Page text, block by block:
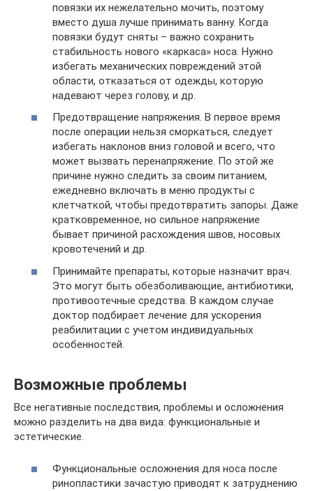
повязки их нежелательно мочить, поэтому
вместо душа лучше принимать ванну. Когда
повязки будут сняты – важно сохранить
стабильность нового «каркаса» носа. Нужно
избегать механических повреждений этой
области, отказаться от одежды, которую
надевают через голову, и др.
Предотвращение напряжения. В первое время
после операции нельзя сморкаться, следует
избегать наклонов вниз головой и всего, что
может вызвать перенапряжение. По этой же
причине нужно следить за своим питанием,
ежедневно включать в меню продукты с
клетчаткой, чтобы предотвратить запоры. Даже
кратковременное, но сильное напряжение
бывает причиной расхождения швов, носовых
кровотечений и др.
Принимайте препараты, которые назначит врач.
Это могут быть обезболивающие, антибиотики,
противоотечные средства. В каждом случае
доктор подбирает лечение для ускорения
реабилитации с учетом индивидуальных
особенностей.
Возможные проблемы
Все негативные последствия, проблемы и осложнения
можно разделить на два вида: функциональные и
эстетические.
Функциональные осложнения для носа после
ринопластики зачастую приводят к затруднению